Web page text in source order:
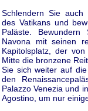
Schlendern Sie auch
des Vatikans und
Paläste.
Navona mit seinen
Kapitolsplatz, der
Mitte die bronzene
Sie sich weiter auf
den
Palazzo Venezia und
Agostino, um nur